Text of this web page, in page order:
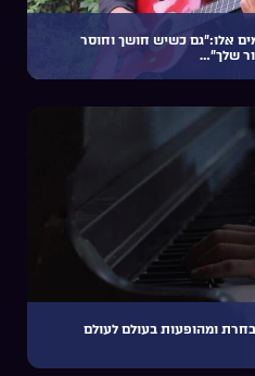
אלו:”גם כשיש חושך וחוסר
שלך”…
ומהופעות בעולם לעולם